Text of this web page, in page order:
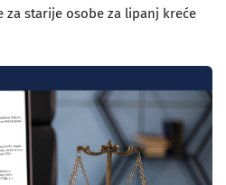
za starije osobe za lipanj kreće